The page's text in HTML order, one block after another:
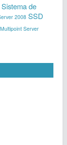
Sistema de
2008 SSD
Server